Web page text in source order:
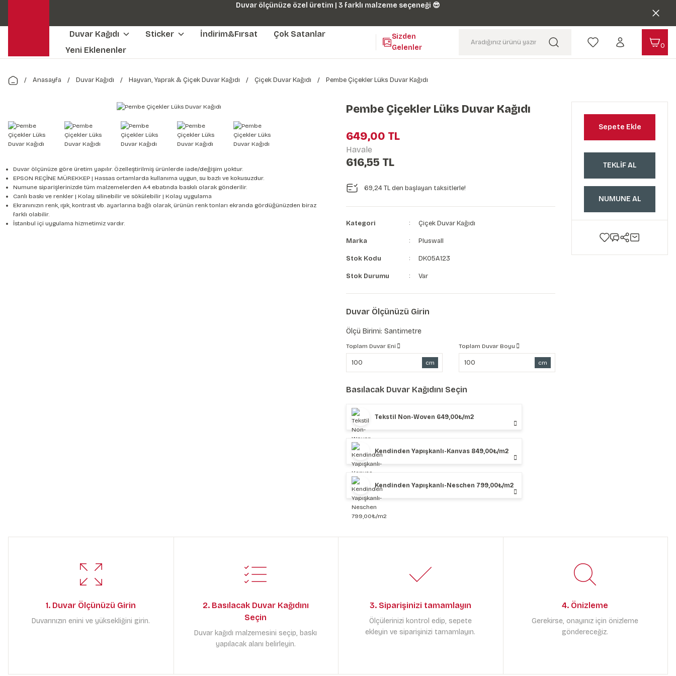
Duvar ölçünüze özel üretim | 3 farklı malzeme seçeneği 😎
Duvar Kağıdı Sticker İndirim&Fırsat
Çok Satanlar
Yeni Eklenenler
Sizden
Gelenler
0
Anasayfa Duvar Kağıdı Hayvan, Yaprak & Çiçek Duvar Kağıdı Çiçek Duvar Kağıdı Pembe Çiçekler Lüks Duvar Kağıdı
Duvar ölçünüze göre üretim yapılır. Özelleştirilmiş ürünlerde iade/değişim yoktur.
EPSON REÇİNE MÜREKKEP | Hassas ortamlarda kullanıma uygun, su bazlı ve kokusuzdur.
Numune siparişlerinizde tüm malzemelerden A4 ebatında baskılı olarak gönderilir.
Canlı baskı ve renkler | Kolay silinebilir ve sökülebilir | Kolay uygulama
Ekranınızın renk, ışık, kontrast vb. ayarlarına bağlı olarak, ürünün renk tonları ekranda gördüğünüzden biraz
farklı olabilir.
İstanbul içi uygulama hizmetimiz vardır.
Pembe Çiçekler Lüks Duvar Kağıdı
649,00 TL
Havale
616,55 TL
69,24 TL den başlayan taksitlerle!
Kategori Çiçek Duvar Kağıdı
Marka Pluswall
Stok Kodu DK05A123
Stok Durumu Var
Duvar Ölçünüzü Girin
Ölçü Birimi: Santimetre
Toplam Duvar Eni
cm
Toplam Duvar Boyu
cm
Basılacak Duvar Kağıdını Seçin
Tekstil Non-Woven 649,00₺/m2
Kendinden Yapışkanlı-Kanvas 849,00₺/m2
Kendinden Yapışkanlı-Neschen 799,00₺/m2
Sepete Ekle
TEKLİF AL
NUMUNE AL
1. Duvar Ölçünüzü Girin
Duvarınızın enini ve yüksekliğini girin.
2. Basılacak Duvar Kağıdını
Seçin
Duvar kağıdı malzemesini seçip, baskı
yapılacak alanı belirleyin.
3. Siparişinizi tamamlayın
Ölçülerinizi kontrol edip, sepete
ekleyin ve siparişinizi tamamlayın.
4. Önizleme
Gerekirse, onayınız için önizleme
göndereceğiz.